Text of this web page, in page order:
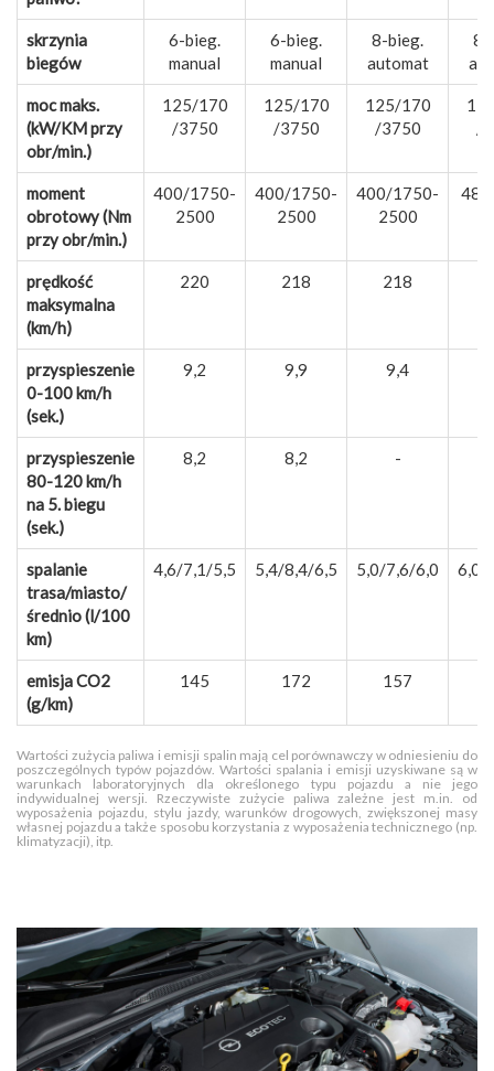
skrzynia
biegów
6-bieg.
manual
6-bieg.
manual
8-bieg.
automat
8-
moc maks.
(kW/KM przy
obr/min.)
125/170
/3750
125/170
/3750
125/170
/3750
/
moment
obrotowy (Nm
przy obr/min.)
400/1750-
2500
400/1750-
2500
400/1750-
2500
prędkość
maksymalna
(km/h)
220 218 218
przyspieszenie
0-100 km/h
(sek.)
9,2 9,9 9,4
przyspieszenie
80-120 km/h
na 5. biegu
(sek.)
8,2 8,2 -
spalanie
trasa/miasto/
średnio (l/100
km)
4,6/7,1/5,5 5,4/8,4/6,5 5,0/7,6/6,0 6,0/
emisja CO2
(g/km)
145 172 157
Wartości zużycia paliwa i emisji spalin mają cel porównawczy w odniesieniu do
poszczególnych typów pojazdów. Wartości spalania i emisji uzyskiwane są w
warunkach laboratoryjnych dla określonego typu pojazdu a nie jego
indywidualnej wersji. Rzeczywiste zużycie paliwa zależne jest m.in. od
wyposażenia pojazdu, stylu jazdy, warunków drogowych, zwiększonej masy
własnej pojazdu a także sposobu korzystania z wyposażenia technicznego (np.
klimatyzacji), itp.